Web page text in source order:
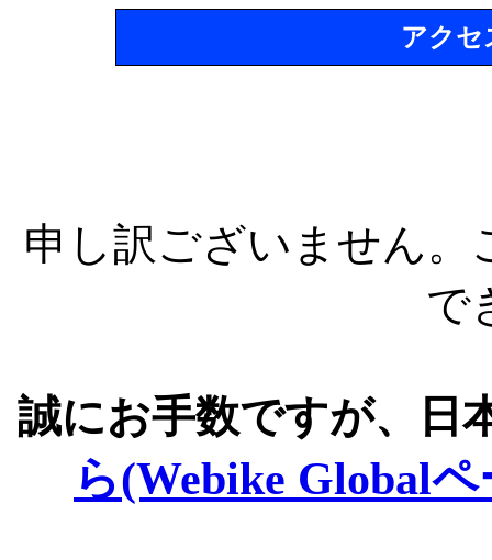
アクセ
申し訳ございません
で
誠にお手数ですが、日
ら(Webike Global